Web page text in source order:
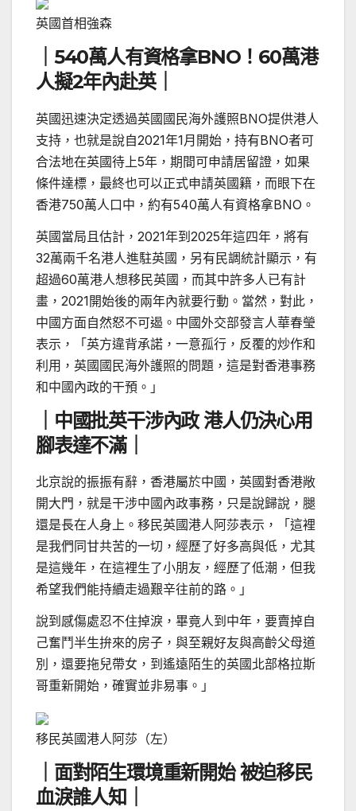
英國首相強森
｜540萬人有資格拿BNO！60萬港
人擬2年內赴英｜
英國迅速決定透過英國國民海外護照BNO提供港人
支持，也就是說自2021年1月開始，持有BNO者可
合法地在英國待上5年，期間可申請居留證，如果
條件達標，最終也可以正式申請英國籍，而眼下在
香港750萬人口中，約有540萬人有資格拿BNO。
英國當局且估計，2021年到2025年這四年，將有
32萬兩千名港人進駐英國，另有民調統計顯示，有
超過60萬港人想移民英國，而其中許多人已有計
畫，2021開始後的兩年內就要行動。當然，對此，
中國方面自然怒不可遏。中國外交部發言人華春瑩
表示，「英方違背承諾，一意孤行，反覆的炒作和
利用，英國國民海外護照的問題，這是對香港事務
和中國內政的干預。」
｜中國批英干涉內政 港人仍決心用
腳表達不滿｜
北京說的振振有辭，香港屬於中國，英國對香港敞
開大門，就是干涉中國內政事務，只是說歸說，腿
還是長在人身上。移民英國港人阿莎表示，「這裡
是我們同甘共苦的一切，經歷了好多高與低，尤其
是這幾年，在這裡生了小朋友，經歷了低潮，但我
希望我們能持續走過艱辛往前的路。」
說到感傷處忍不住掉淚，畢竟人到中年，要賣掉自
己奮鬥半生拚來的房子，與至親好友與高齡父母道
別，還要拖兒帶女，到遙遠陌生的英國北部格拉斯
哥重新開始，確實並非易事。」
移民英國港人阿莎（左）
｜面對陌生環境重新開始 被迫移民
血淚誰人知｜